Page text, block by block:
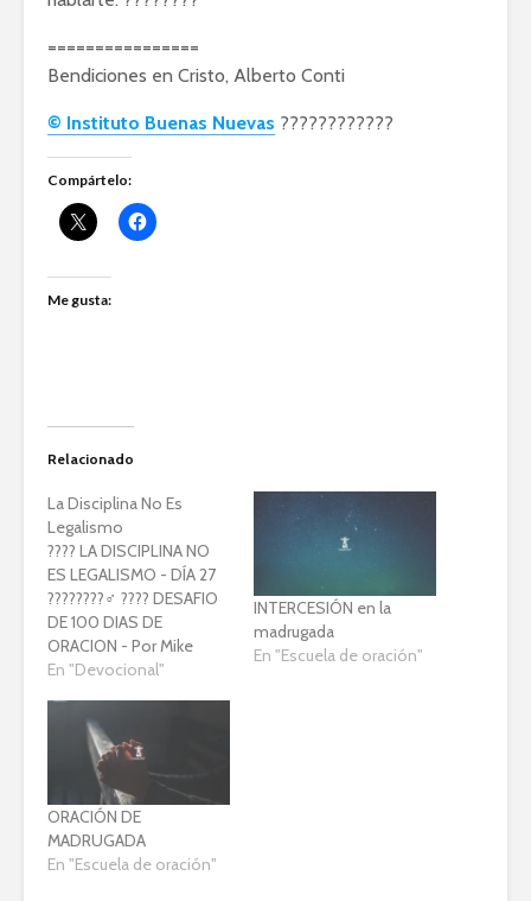
================
Bendiciones en Cristo, Alberto Conti
© Instituto Buenas Nuevas ????????????️
Compártelo:
Me gusta:
Relacionado
La Disciplina No Es
Legalismo
????️ LA DISCIPLINA NO
ES LEGALISMO - DÍA 27
????????♂️ ???? DESAFIO
DE 100 DIAS DE
ORACION - Por Mike
Bickle (Devocional) ????
con la mirada puesta en
Dios, no en las
dificultades. (Oswald
Chambers) ????
ALGUNAS PERSONAS
alegan que programar un
tiempo de oración o…
En "Devocional"
INTERCESIÓN en la
madrugada
En "Escuela de oración"
ORACIÓN DE
MADRUGADA
En "Escuela de oración"